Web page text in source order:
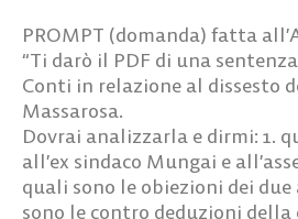
PROMPT (domanda) fatta
“Ti darò il PDF di una
Conti in relazione al dissesto
Massarosa.
Dovrai analizzarla e dirmi: 1.
all’ex sindaco Mungai e
quali sono le obiezioni dei due
sono le contro deduzioni della